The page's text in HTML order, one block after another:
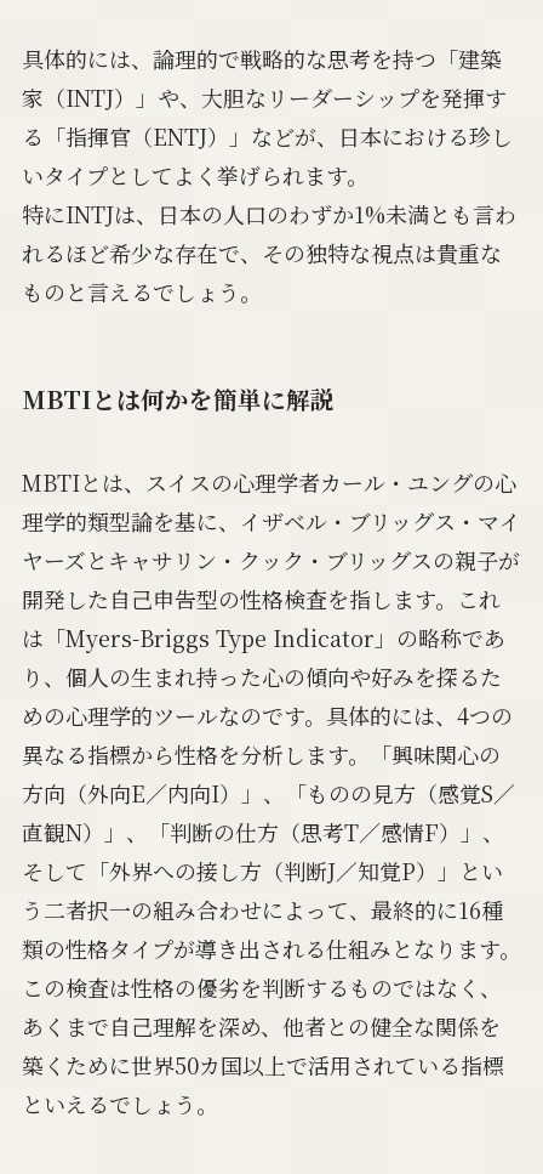
具体的には、論理的で戦略的な思考を持つ「建築
家（INTJ）」や、大胆なリーダーシップを発揮す
る「指揮官（ENTJ）」などが、日本における珍し
いタイプとしてよく挙げられます。
特にINTJは、日本の人口のわずか1%未満とも言わ
れるほど希少な存在で、その独特な視点は貴重な
ものと言えるでしょう。
MBTIとは何かを簡単に解説
MBTIとは、スイスの心理学者カール・ユングの心
理学的類型論を基に、イザベル・ブリッグス・マイ
ヤーズとキャサリン・クック・ブリッグスの親子が
開発した自己申告型の性格検査を指します。これ
は「Myers-Briggs Type Indicator」の略称であ
り、個人の生まれ持った心の傾向や好みを探るた
めの心理学的ツールなのです。具体的には、4つの
異なる指標から性格を分析します。「興味関心の
方向（外向E／内向I）」、「ものの見方（感覚S／
直観N）」、「判断の仕方（思考T／感情F）」、
そして「外界への接し方（判断J／知覚P）」とい
う二者択一の組み合わせによって、最終的に16種
類の性格タイプが導き出される仕組みとなります。
この検査は性格の優劣を判断するものではなく、
あくまで自己理解を深め、他者との健全な関係を
築くために世界50カ国以上で活用されている指標
といえるでしょう。